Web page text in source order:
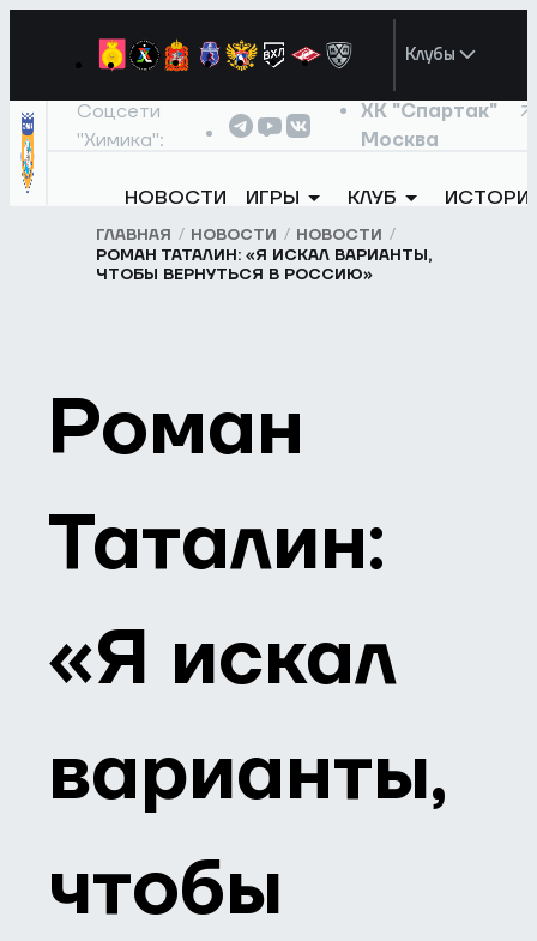
Клубы
Соцсети
"Химика":
ХК "Спартак"
Москва
НОВОСТИ ИГРЫ КЛУБ
ГЛАВНАЯ НОВОСТИ
НОВОСТИ
РОМАН ТАТАЛИН: «Я ИСКАЛ ВАРИАНТЫ,
ЧТОБЫ ВЕРНУТЬСЯ В РОССИЮ»
Роман
Таталин:
«Я искал
варианты,
чтобы